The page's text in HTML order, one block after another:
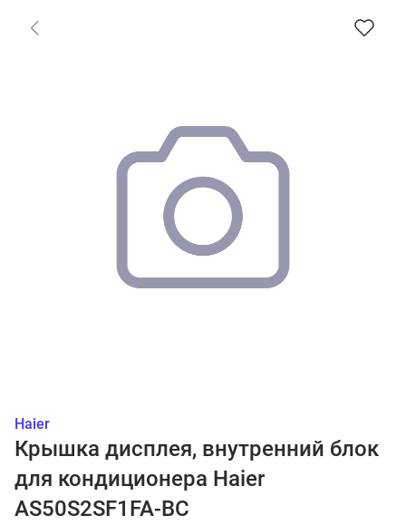
Haier
Крышка дисплея, внутренний блок
для кондиционера Haier
AS50S2SF1FA-BC